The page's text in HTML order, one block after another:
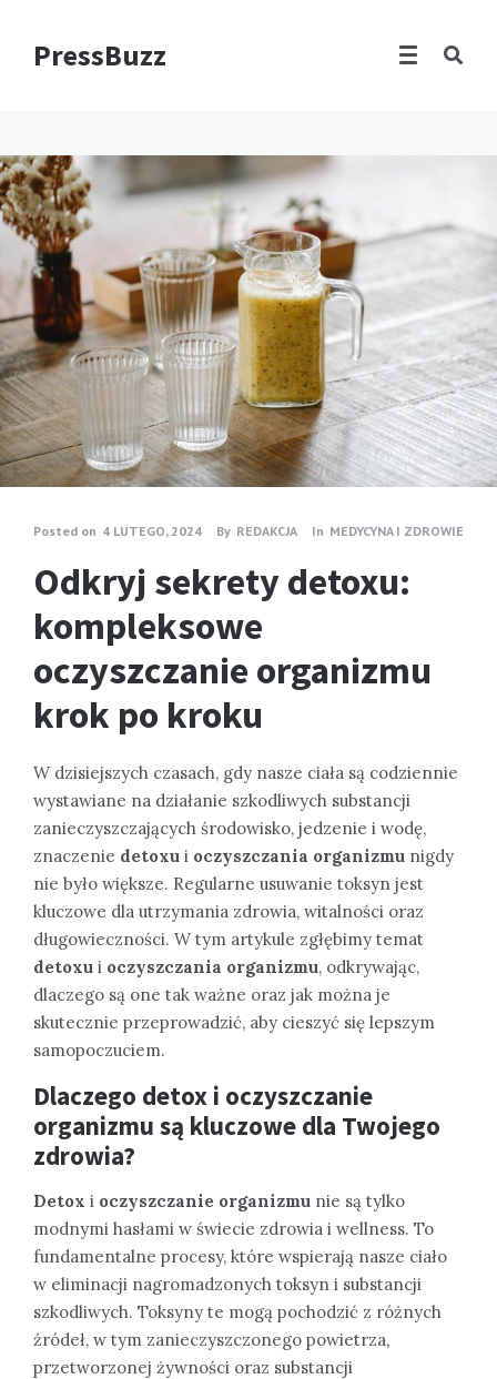
PressBuzz
Posted on 4 LUTEGO, 2024 By REDAKCJA In MEDYCYNA I ZDROWIE
Odkryj sekrety detoxu:
kompleksowe
oczyszczanie organizmu
krok po kroku
W dzisiejszych czasach, gdy nasze ciała są codziennie
wystawiane na działanie szkodliwych substancji
zanieczyszczających środowisko, jedzenie i wodę,
znaczenie detoxu i oczyszczania organizmu nigdy
nie było większe. Regularne usuwanie toksyn jest
kluczowe dla utrzymania zdrowia, witalności oraz
długowieczności. W tym artykule zgłębimy temat
detoxu i oczyszczania organizmu, odkrywając,
dlaczego są one tak ważne oraz jak można je
skutecznie przeprowadzić, aby cieszyć się lepszym
samopoczuciem.
Dlaczego detox i oczyszczanie
organizmu są kluczowe dla Twojego
zdrowia?
Detox i oczyszczanie organizmu nie są tylko
modnymi hasłami w świecie zdrowia i wellness. To
fundamentalne procesy, które wspierają nasze ciało
w eliminacji nagromadzonych toksyn i substancji
szkodliwych. Toksyny te mogą pochodzić z różnych
źródeł, w tym zanieczyszczonego powietrza,
przetworzonej żywności oraz substancji